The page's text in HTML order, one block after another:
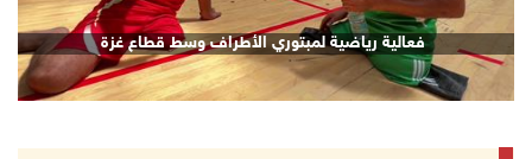
فعالية رياضية لمبتوري الأطراف وسط قطاع غزة